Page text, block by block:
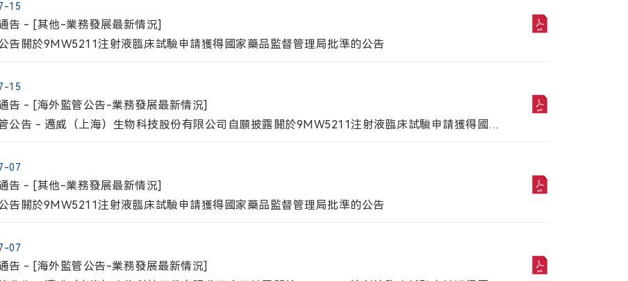
15
告 - [其他-業務發展最新情況]
告關於9MW5211注射液臨床試驗申請獲得國家藥品監督管理局批準的公告
15
告 - [海外監管公告-業務發展最新情況]
公告 - 邁威（上海）生物科技股份有限公司自願披露關於9MW5211注射液臨床試驗申請獲得國家
07
告 - [其他-業務發展最新情況]
告關於9MW5211注射液臨床試驗申請獲得國家藥品監督管理局批準的公告
07
告 - [海外監管公告-業務發展最新情況]